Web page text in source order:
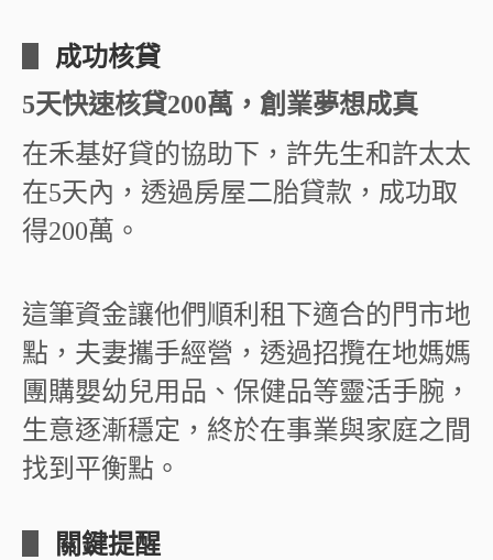
成功核貸
5天快速核貸200萬，創業夢想成真
在禾基好貸的協助下，許先生和許太太
在5天內，透過房屋二胎貸款，成功取
得200萬。
這筆資金讓他們順利租下適合的門市地
點，夫妻攜手經營，透過招攬在地媽媽
團購嬰幼兒用品、保健品等靈活手腕，
生意逐漸穩定，終於在事業與家庭之間
找到平衡點。
關鍵提醒